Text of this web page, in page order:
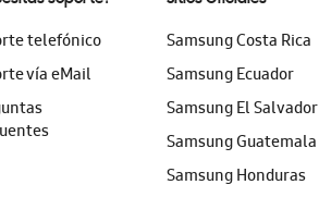
telefónico
vía eMail
Samsung Costa Rica
Samsung Ecuador
Samsung El Salvador
Samsung Guatemala
Samsung Honduras